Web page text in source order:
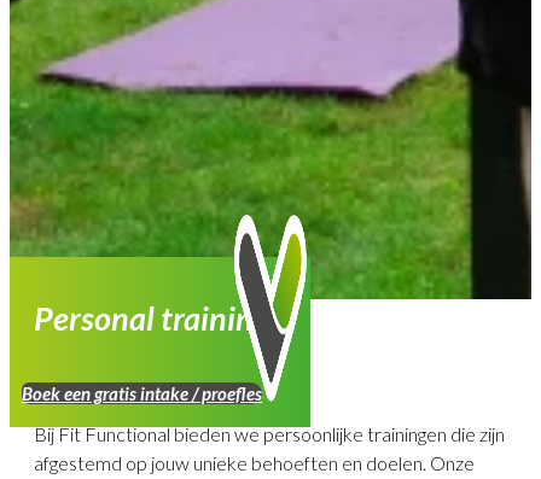
Personal training
Boek een gratis intake / proefles
Bij Fit Functional bieden we persoonlijke trainingen die zijn
afgestemd op jouw unieke behoeften en doelen. Onze